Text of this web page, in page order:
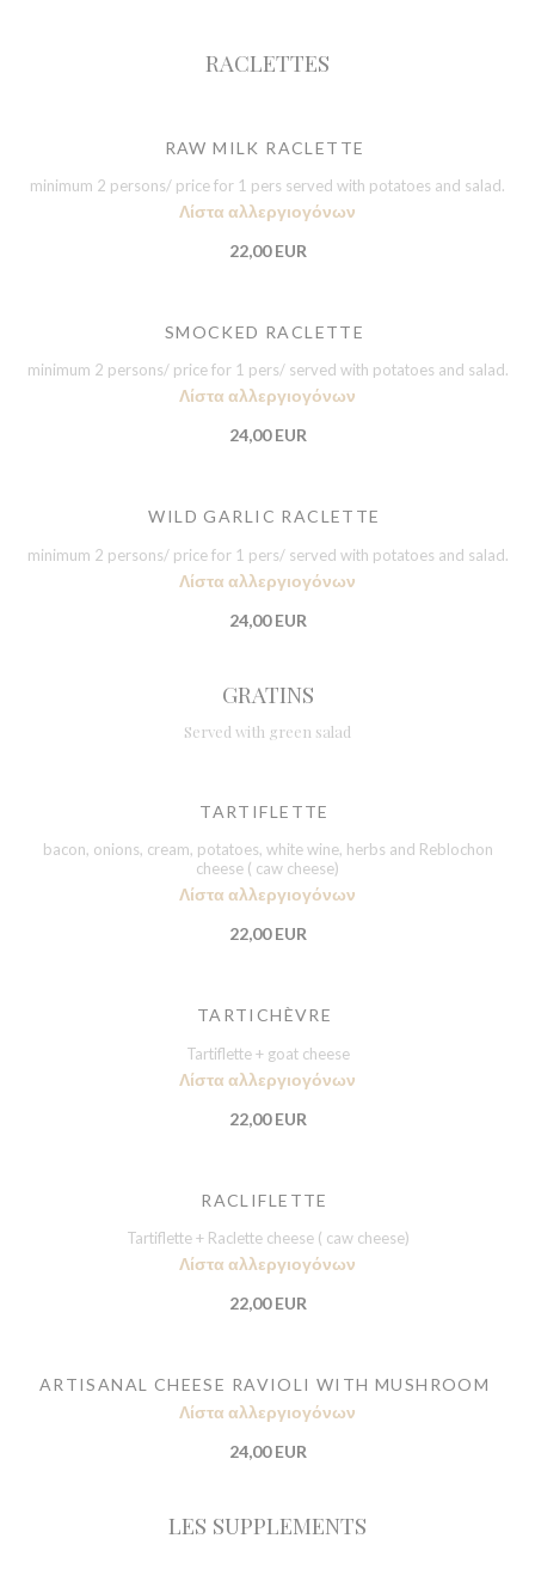
RACLETTES
RAW MILK RACLETTE
minimum 2 persons/ price for 1 pers served with potatoes and salad.
Λίστα αλλεργιογόνων
22,00 EUR
SMOCKED RACLETTE
minimum 2 persons/ price for 1 pers/ served with potatoes and salad.
Λίστα αλλεργιογόνων
24,00 EUR
WILD GARLIC RACLETTE
minimum 2 persons/ price for 1 pers/ served with potatoes and salad.
Λίστα αλλεργιογόνων
24,00 EUR
GRATINS
Served with green salad
TARTIFLETTE
bacon, onions, cream, potatoes, white wine, herbs and Reblochon
cheese ( caw cheese)
Λίστα αλλεργιογόνων
22,00 EUR
TARTICHÈVRE
Tartiflette + goat cheese
Λίστα αλλεργιογόνων
22,00 EUR
RACLIFLETTE
Tartiflette + Raclette cheese ( caw cheese)
Λίστα αλλεργιογόνων
22,00 EUR
ARTISANAL CHEESE RAVIOLI WITH MUSHROOM
Λίστα αλλεργιογόνων
24,00 EUR
LES SUPPLEMENTS